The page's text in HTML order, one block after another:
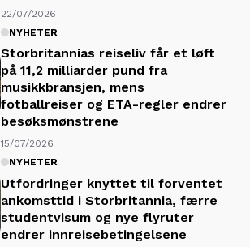
22/07/2026
NYHETER
Storbritannias reiseliv får et løft
på 11,2 milliarder pund fra
musikkbransjen, mens
fotballreiser og ETA-regler endrer
besøksmønstrene
15/07/2026
NYHETER
Utfordringer knyttet til forventet
ankomsttid i Storbritannia, færre
studentvisum og nye flyruter
endrer innreisebetingelsene